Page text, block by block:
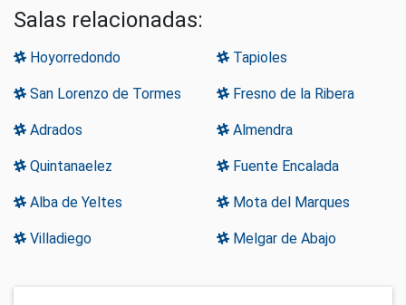
Salas relacionadas:
Hoyorredondo Tapioles
San Lorenzo de Tormes Fresno de la Ribera
Adrados Almendra
Quintanaelez Fuente Encalada
Alba de Yeltes Mota del Marques
Villadiego Melgar de Abajo